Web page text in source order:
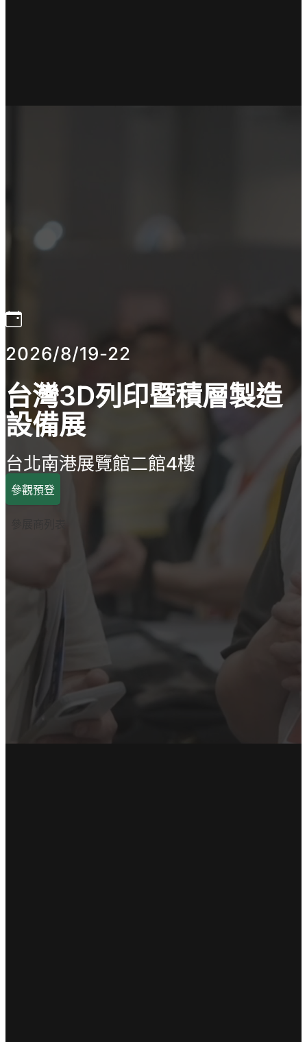
2026/8/19-22
台灣3D列印暨積層製造
設備展
台北南港展覽館二館4樓
參觀預登